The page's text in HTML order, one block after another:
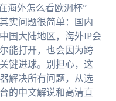
海外怎么看欧洲杯”
实问题很简单：国内
国大陆地区，海外IP会
能打开，也会因为跨
键进球。别担心，这
解决所有问题，从选
的中文解说和高清直